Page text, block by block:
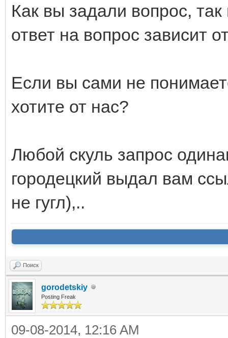
Как вы задали вопрос,
ответ на вопрос зависит
Если вы сами не
хотите от нас?
Любой скуль запрос
городецкий выдал вам
не гугл),..
Поиск
gorodetskiy
Posting Freak
09-08-2014, 12:16 AM